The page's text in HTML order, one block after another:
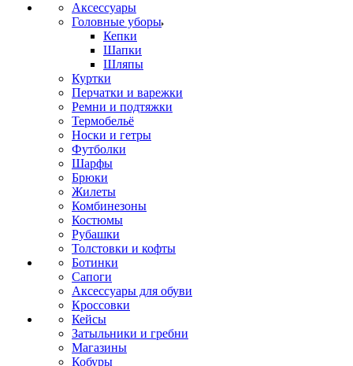
Аксессуары
Головные уборы
Кепки
Шапки
Шляпы
Куртки
Перчатки и варежки
Ремни и подтяжки
Термобельё
Носки и гетры
Футболки
Шарфы
Брюки
Жилеты
Комбинезоны
Костюмы
Рубашки
Толстовки и кофты
Ботинки
Сапоги
Аксессуары для обуви
Кроссовки
Кейсы
Затыльники и гребни
Магазины
Кобуры